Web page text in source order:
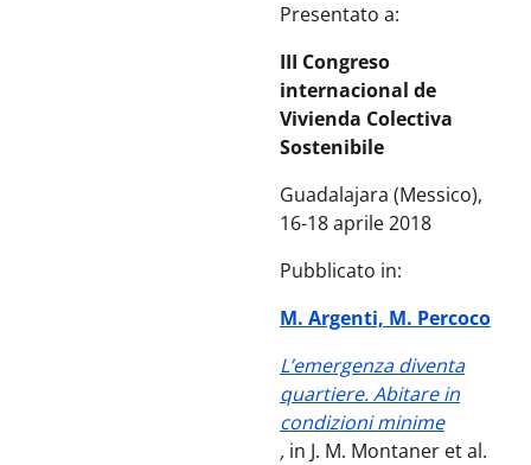
Presentato a:
III Congreso
internacional de
Vivienda Colectiva
Sostenibile
Guadalajara (Messico),
16-18 aprile 2018
Pubblicato in:
M. Argenti, M. Percoco
L’emergenza diventa
quartiere. Abitare in
condizioni minime
, in J. M. Montaner et al.